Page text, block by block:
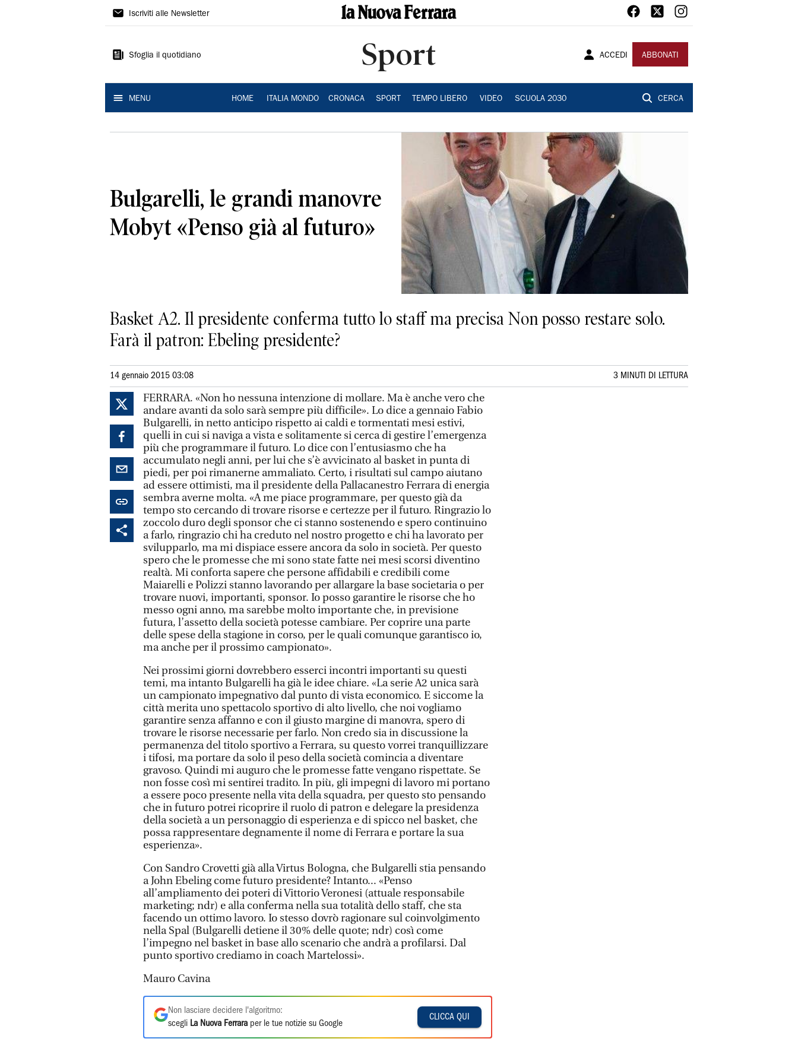
La
Ferrara
Iscriviti alle Newsletter
Sfoglia il quotidiano Sport ACCEDI ABBONATI
MENU HOME ITALIA MONDO CRONACA SPORT TEMPO LIBERO VIDEO SCUOLA 2030 CERCA
Bulgarelli, le grandi manovre
Mobyt «Penso già al futuro»
Basket A2. Il presidente conferma tutto lo staff ma precisa Non posso restare solo.
Farà il patron: Ebeling presidente?
14 gennaio 2015 03:08 3 MINUTI DI LETTURA
FERRARA. «Non ho nessuna intenzione di mollare. Ma è anche vero che
andare avanti da solo sarà sempre più difficile». Lo dice a gennaio Fabio
Bulgarelli, in netto anticipo rispetto ai caldi e tormentati mesi estivi,
quelli in cui si naviga a vista e solitamente si cerca di gestire l’emergenza
più che programmare il futuro. Lo dice con l’entusiasmo che ha
accumulato negli anni, per lui che s’è avvicinato al basket in punta di
piedi, per poi rimanerne ammaliato. Certo, i risultati sul campo aiutano
ad essere ottimisti, ma il presidente della Pallacanestro Ferrara di energia
sembra averne molta. «A me piace programmare, per questo già da
tempo sto cercando di trovare risorse e certezze per il futuro. Ringrazio lo
zoccolo duro degli sponsor che ci stanno sostenendo e spero continuino
a farlo, ringrazio chi ha creduto nel nostro progetto e chi ha lavorato per
svilupparlo, ma mi dispiace essere ancora da solo in società. Per questo
spero che le promesse che mi sono state fatte nei mesi scorsi diventino
realtà. Mi conforta sapere che persone affidabili e credibili come
Maiarelli e Polizzi stanno lavorando per allargare la base societaria o per
trovare nuovi, importanti, sponsor. Io posso garantire le risorse che ho
messo ogni anno, ma sarebbe molto importante che, in previsione
futura, l’assetto della società potesse cambiare. Per coprire una parte
delle spese della stagione in corso, per le quali comunque garantisco io,
ma anche per il prossimo campionato».
Nei prossimi giorni dovrebbero esserci incontri importanti su questi
temi, ma intanto Bulgarelli ha già le idee chiare. «La serie A2 unica sarà
un campionato impegnativo dal punto di vista economico. E siccome la
città merita uno spettacolo sportivo di alto livello, che noi vogliamo
garantire senza affanno e con il giusto margine di manovra, spero di
trovare le risorse necessarie per farlo. Non credo sia in discussione la
permanenza del titolo sportivo a Ferrara, su questo vorrei tranquillizzare
i tifosi, ma portare da solo il peso della società comincia a diventare
gravoso. Quindi mi auguro che le promesse fatte vengano rispettate. Se
non fosse così mi sentirei tradito. In più, gli impegni di lavoro mi portano
a essere poco presente nella vita della squadra, per questo sto pensando
che in futuro potrei ricoprire il ruolo di patron e delegare la presidenza
della società a un personaggio di esperienza e di spicco nel basket, che
possa rappresentare degnamente il nome di Ferrara e portare la sua
esperienza».
Con Sandro Crovetti già alla Virtus Bologna, che Bulgarelli stia pensando
a John Ebeling come futuro presidente? Intanto... «Penso
all’ampliamento dei poteri di Vittorio Veronesi (attuale responsabile
marketing; ndr) e alla conferma nella sua totalità dello staff, che sta
facendo un ottimo lavoro. Io stesso dovrò ragionare sul coinvolgimento
nella Spal (Bulgarelli detiene il 30% delle quote; ndr) così come
l’impegno nel basket in base allo scenario che andrà a profilarsi. Dal
punto sportivo crediamo in coach Martelossi».
Mauro Cavina
Non lasciare decidere l'algoritmo:
scegli La Nuova Ferrara per le tue notizie su Google
CLICCA QUI